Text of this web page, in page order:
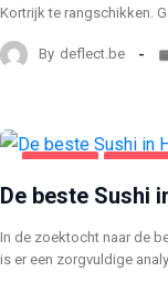
Kortrijk te rangschikken.
By deflect.be
De beste Sushi
In de zoektocht naar de
is er een zorgvuldige